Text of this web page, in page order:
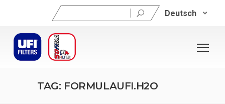
Suchen
nach:
Deutsch
TAG: FORMULAUFI.H2O